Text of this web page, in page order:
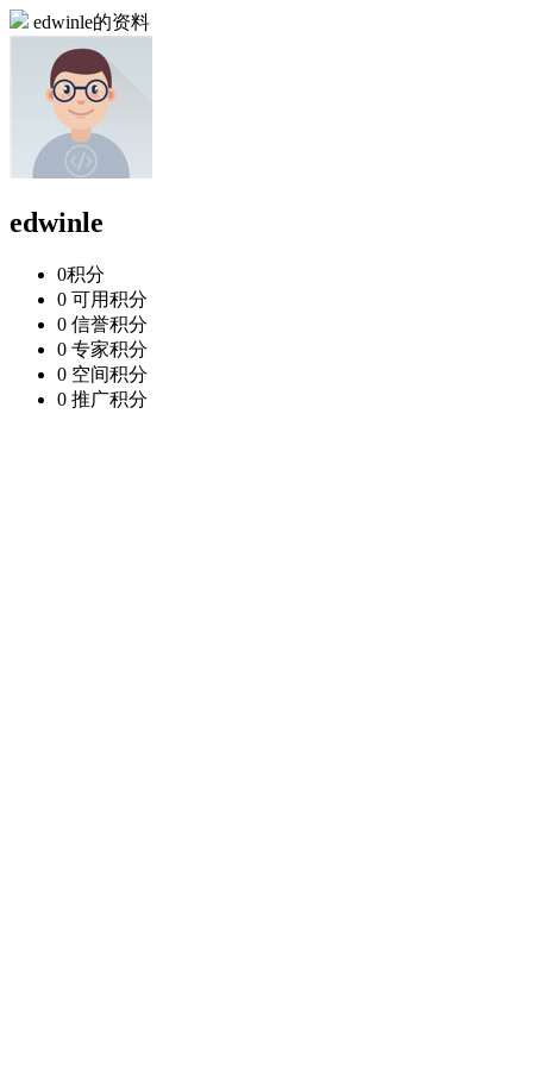
edwinle的资料
edwinle
0积分
0 可用积分
0 信誉积分
0 专家积分
0 空间积分
0 推广积分